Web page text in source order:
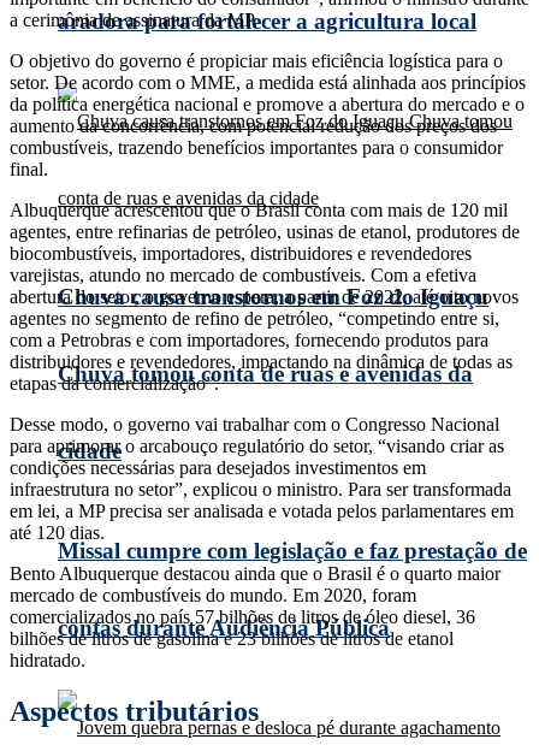
aradora para fortalecer a agricultura local
Chuva causa transtornos em Foz do Iguaçu
Chuva tomou conta de ruas e avenidas da
cidade
Missal cumpre com legislação e faz prestação de
contas durante Audiência Pública
a cerimônia de assinatura da MP.
O objetivo do governo é propiciar mais eficiência logística para o
setor. De acordo com o MME, a medida está alinhada aos princípios
da política energética nacional e promove a abertura do mercado e o
aumento da concorrência, com potencial redução dos preços dos
combustíveis, trazendo benefícios importantes para o consumidor
final.
Albuquerque acrescentou que o Brasil conta com mais de 120 mil
agentes, entre refinarias de petróleo, usinas de etanol, produtores de
biocombustíveis, importadores, distribuidores e revendedores
varejistas, atundo no mercado de combustíveis. Com a efetiva
abertura do setor, o governo espera, a partir de 2022, até oito novos
agentes no segmento de refino de petróleo, “competindo entre si,
com a Petrobras e com importadores, fornecendo produtos para
distribuidores e revendedores, impactando na dinâmica de todas as
etapas da comercialização”.
Desse modo, o governo vai trabalhar com o Congresso Nacional
para aprimorar o arcabouço regulatório do setor, “visando criar as
condições necessárias para desejados investimentos em
infraestrutura no setor”, explicou o ministro. Para ser transformada
em lei, a MP precisa ser analisada e votada pelos parlamentares em
até 120 dias.
Bento Albuquerque destacou ainda que o Brasil é o quarto maior
mercado de combustíveis do mundo. Em 2020, foram
comercializados no país 57 bilhões de litros de óleo diesel, 36
bilhões de litros de gasolina e 23 bilhões de litros de etanol
hidratado.
Aspectos tributários